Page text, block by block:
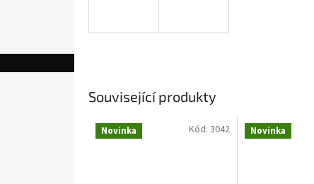
Související produkty
Novinka Kód: 3042 Novinka